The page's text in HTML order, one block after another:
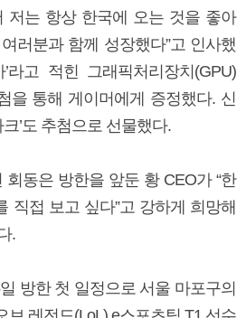
저는 항상 한국에 오는 것을 좋아
러분과 함께 성장했다”고 인사했
라고 적힌 그래픽처리장치(GPU)
을 통해 게이머에게 증정했다. 신
’도 추첨으로 선물했다.
동은 방한을 앞둔 황 CEO가 “한
직접 보고 싶다”고 강하게 희망해
.
방한 첫 일정으로 서울 마포구의